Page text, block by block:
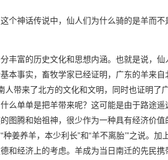
个神话传说中，仙人们为什么骑的是羊而
丰富的历史文化和思想内涵。也就是说，
本事实，畜牧学家已经证明，广东的羊来
带来了北方的文化和文明，同时也证明了
么单单是把羊带来呢？这可能是由于路途
图腾和始祖神，很少作为一种具有经济价
姜养羊，本少利长”和“羊不离胎’”之说。
和经济上的考虑。羊成为当日南迁的先民携